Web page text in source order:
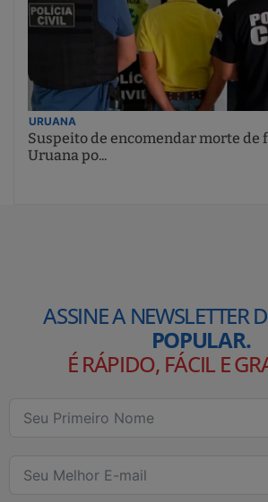
URUANA
Suspeito de encomendar morte de
Uruana po...
ASSINE A NEWSLETTER
POPULAR.
É RÁPIDO, FÁCIL E